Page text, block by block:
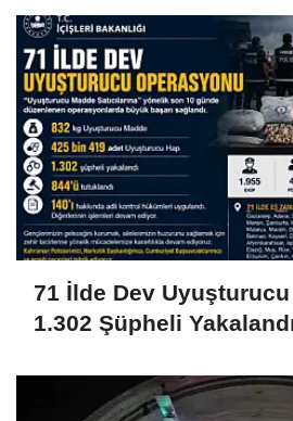
71 İlde Dev
1.302 Şüpheli